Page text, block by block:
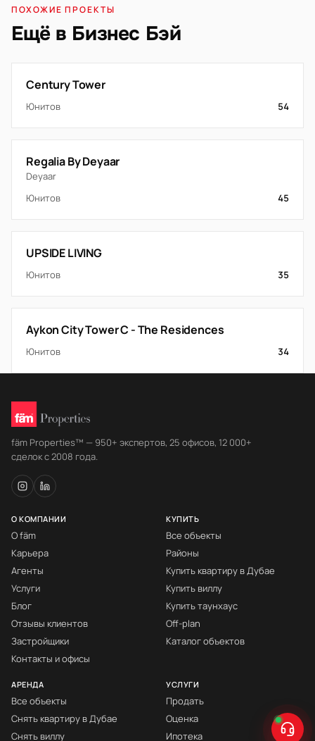
ПОХОЖИЕ ПРОЕКТЫ
Ещё в Бизнес Бэй
Century Tower
Юнитов 54
Regalia By Deyaar
Deyaar
Юнитов
45
UPSIDE LIVING
Юнитов 35
Aykon City Tower C - The Residences
Юнитов 34
fäm Properties™ — 950+ экспертов, 25 офисов, 12 000+
сделок с 2008 года.
О КОМПАНИИ
О fäm
Карьера
Агенты
Услуги
Блог
Отзывы клиентов
Застройщики
Контакты и офисы
КУПИТЬ
Все объекты
Районы
Купить квартиру в Дубае
Купить виллу
Купить таунхаус
Off-plan
Каталог объектов
АРЕНДА
Все объекты
Снять квартиру в Дубае
Снять виллу
УСЛУГИ
Продать
Оценка
Ипотека